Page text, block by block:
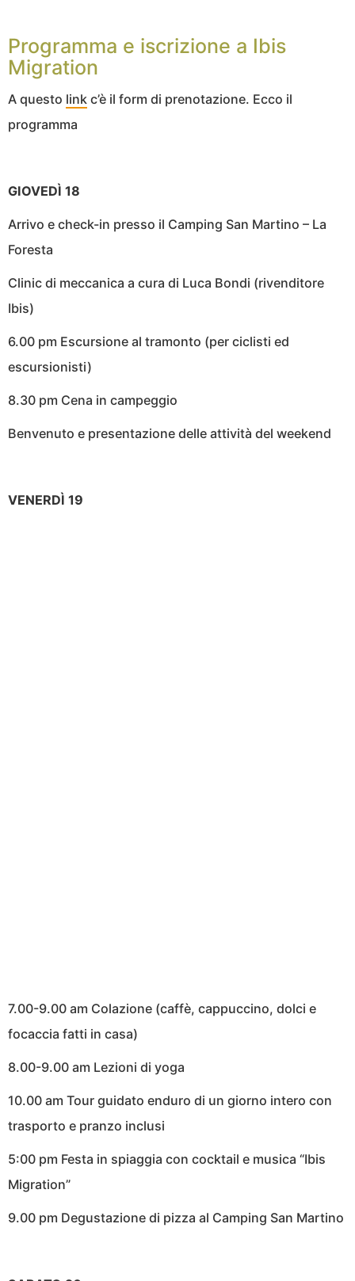
Programma e iscrizione a Ibis
Migration
A questo link c’è il form di prenotazione. Ecco il
programma
GIOVEDÌ 18
Arrivo e check-in presso il Camping San Martino – La
Foresta
Clinic di meccanica a cura di Luca Bondi (rivenditore
Ibis)
6.00 pm Escursione al tramonto (per ciclisti ed
escursionisti)
8.30 pm Cena in campeggio
Benvenuto e presentazione delle attività del weekend
VENERDÌ 19
7.00-9.00 am Colazione (caffè, cappuccino, dolci e
focaccia fatti in casa)
8.00-9.00 am Lezioni di yoga
10.00 am Tour guidato enduro di un giorno intero con
trasporto e pranzo inclusi
5:00 pm Festa in spiaggia con cocktail e musica “Ibis
Migration”
9.00 pm Degustazione di pizza al Camping San Martino